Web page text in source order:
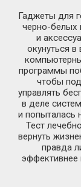
Гаджеты для
черно-белых
и
окунуться
программы
чтобы
управлять
в деле
и попыталась
Тест
вернуть
правда
эффективнее